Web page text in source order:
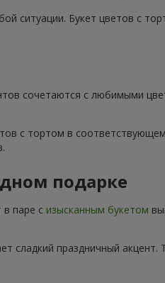
ситуации. Букет цветов с
сочетаются с любимыми
с тортом в соответствующем
подарке
паре с изысканным букетом
сладкий праздничный акцент.